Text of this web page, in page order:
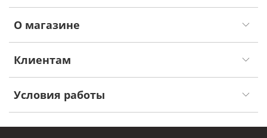
О магазине
Клиентам
Условия работы